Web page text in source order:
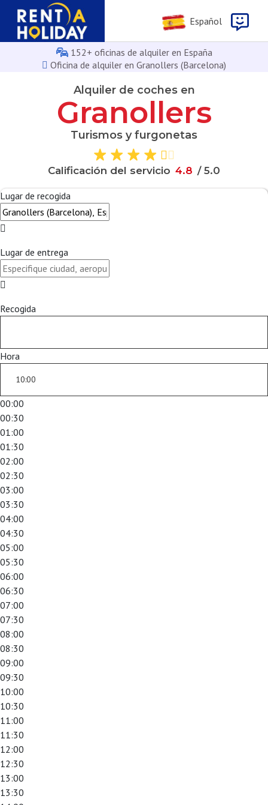
Español
152+ oficinas de alquiler en España
Oficina de alquiler en Granollers (Barcelona)
Alquiler de coches en
Granollers
Turismos y furgonetas
Calificación del servicio 4.8 / 5.0
Lugar de recogida
Lugar de entrega
Recogida
Hora
00:00
00:30
01:00
01:30
02:00
02:30
03:00
03:30
04:00
04:30
05:00
05:30
06:00
06:30
07:00
07:30
08:00
08:30
09:00
09:30
10:00
10:30
11:00
11:30
12:00
12:30
13:00
13:30